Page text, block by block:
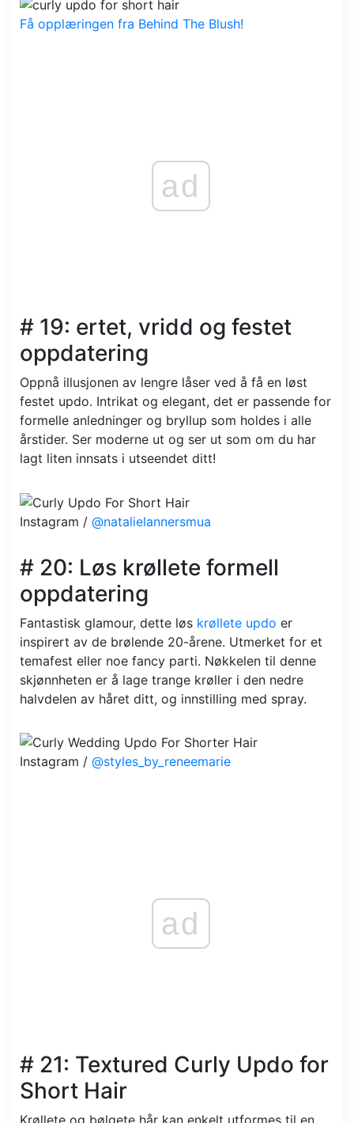
Få opplæringen fra Behind The Blush!
ad
# 19: ertet, vridd og festet
oppdatering
Oppnå illusjonen av lengre låser ved å få en løst
festet updo. Intrikat og elegant, det er passende for
formelle anledninger og bryllup som holdes i alle
årstider. Ser moderne ut og ser ut som om du har
lagt liten innsats i utseendet ditt!
Instagram / @natalielannersmua
# 20: Løs krøllete formell
oppdatering
Fantastisk glamour, dette løs krøllete updo er
inspirert av de brølende 20-årene. Utmerket for et
temafest eller noe fancy parti. Nøkkelen til denne
skjønnheten er å lage trange krøller i den nedre
halvdelen av håret ditt, og innstilling med spray.
Instagram / @styles_by_reneemarie
ad
# 21: Textured Curly Updo for
Short Hair